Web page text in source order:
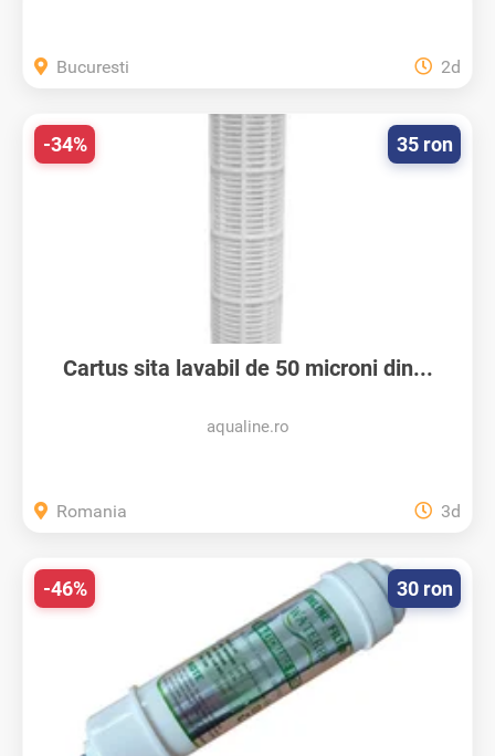
Bucuresti 2d
Cartus sita lavabil de 50 microni din...
aqualine.ro
35 ron
-34%
Romania 3d
30 ron
-46%